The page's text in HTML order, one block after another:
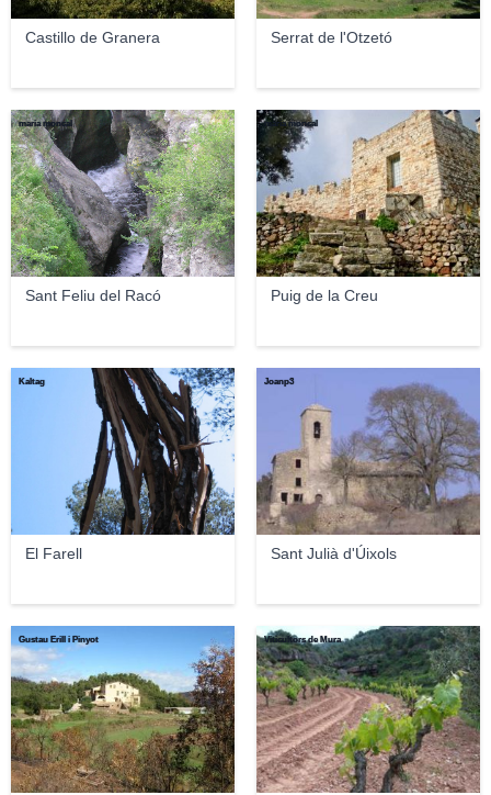
Castillo de Granera Serrat de l'Otzetó
Sant Feliu del Racó
maria moncal
Puig de la Creu
maria moncal
El Farell
Kaltag
Sant Julià d'Úixols
Joanp3
Gustau Erill i Pinyot Viticultors de Mura